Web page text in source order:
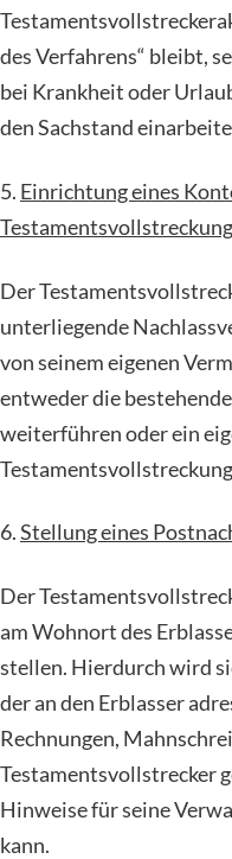
des Verfahrens“ bleibt,
bei Krankheit oder
den Sachstand
5. Einrichtung eines
Testamentsvollstreckung
Der
unterliegende
von seinem eigenen
entweder die
weiterführen oder ein
6.Stellung eines
Der
am Wohnort des
stellen. Hierdurch wird
der an den Erblasser
Rechnungen,
Testamentsvollstrecker
Hinweise für seine
kann.